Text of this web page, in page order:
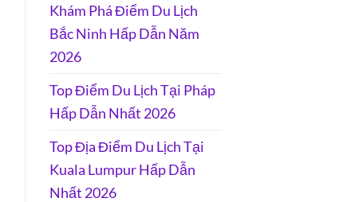
Khám Phá Điểm Du Lịch
Bắc Ninh Hấp Dẫn Năm
2026
Top Điểm Du Lịch Tại Pháp
Hấp Dẫn Nhất 2026
Top Địa Điểm Du Lịch Tại
Kuala Lumpur Hấp Dẫn
Nhất 2026